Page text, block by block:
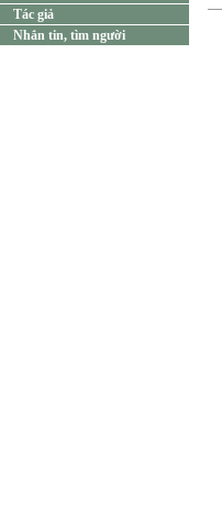
Tác giả
Nhắn tin, tìm người